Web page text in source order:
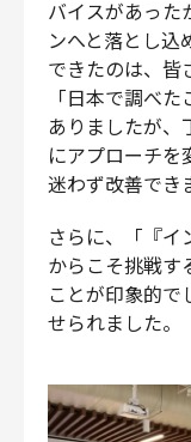
バイスがあった
ンへと落とし込
できたのは、皆
「日本で調べ
ありましたが、
にアプローチを
迷わず改善でき
さらに、「『イ
からこそ挑戦す
ことが印象的
せられました。